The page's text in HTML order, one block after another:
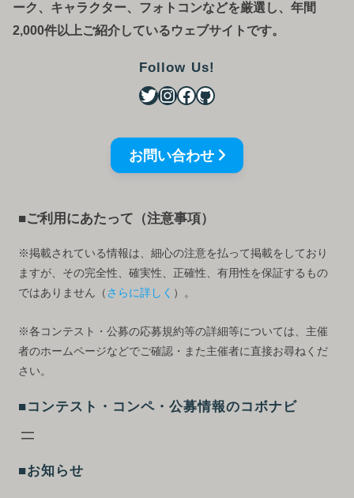
ーク、キャラクター、フォトコンなどを厳選し、年間
2,000件以上ご紹介しているウェブサイトです。
Follow Us!
お問い合わせ
■ご利用にあたって（注意事項）
※掲載されている情報は、細心の注意を払って掲載をしており
ますが、その完全性、確実性、正確性、有用性を保証するもの
ではありません（ さらに詳しく ）。
※各コンテスト・公募の応募規約等の詳細等については、主催
者のホームページなどでご確認・また主催者に直接お尋ねくだ
さい。
■コンテスト・コンペ・公募情報のコボナビ
■お知らせ